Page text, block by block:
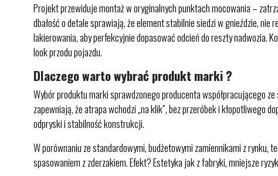
Projekt przewiduje montaż w oryginalnych punktach mocowania –
dbałość o detale sprawiają, że element stabilnie siedzi w gnieździe,
lakierowania, aby perfekcyjnie dopasować odcień do reszty nadwozia.
look przodu pojazdu.
Dlaczego warto wybrać produkt marki ?
Wybór produktu marki sprawdzonego producenta współpracującego
zapewniają, że atrapa wchodzi „na klik”, bez przeróbek i kłopotliwego
odpryski i stabilność konstrukcji.
W porównaniu ze standardowymi, budżetowymi zamiennikami z rynku,
spasowaniem z zderzakiem. Efekt? Estetyka jak z fabryki, mniejsze